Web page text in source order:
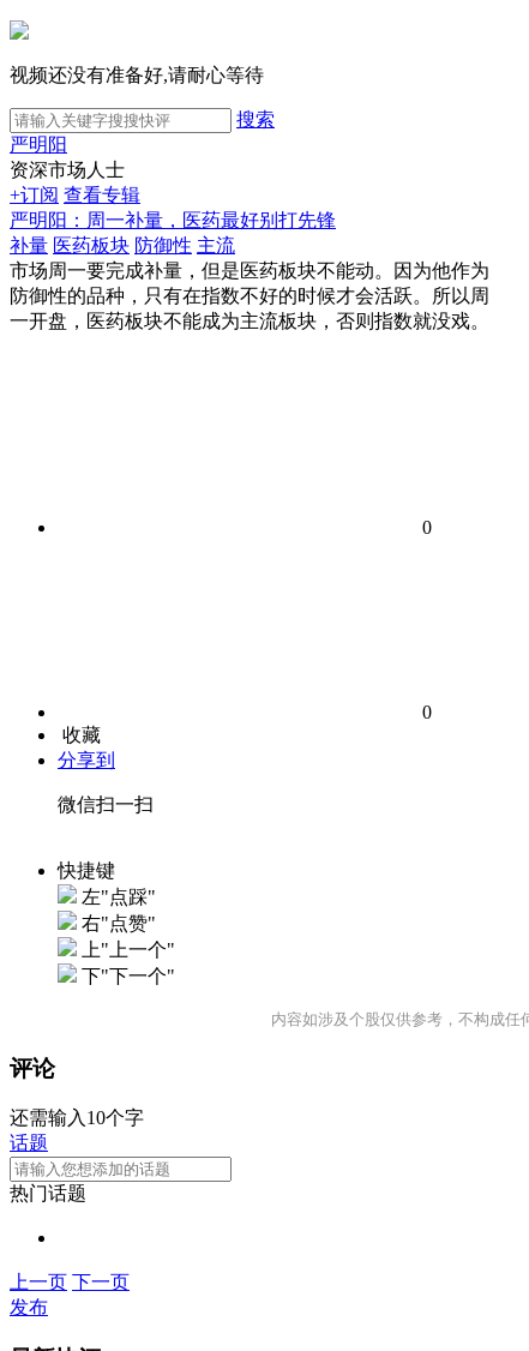
视频还没有准备好,请耐心等待
搜索
严明阳
资深市场人士
+订阅 查看专辑
严明阳：周一补量，医药最好别打先锋
补量 医药板块 防御性 主流
市场周一要完成补量，但是医药板块不能动。因为他作为
防御性的品种，只有在指数不好的时候才会活跃。所以周
一开盘，医药板块不能成为主流板块，否则指数就没戏。
0
0
收藏
分享到
微信扫一扫
快捷键
左"点踩"
右"点赞"
上"上一个"
下"下一个"
内容如涉及个股仅供参考，不构成任
评论
还需输入10个字
话题
热门话题
上一页 下一页
发布